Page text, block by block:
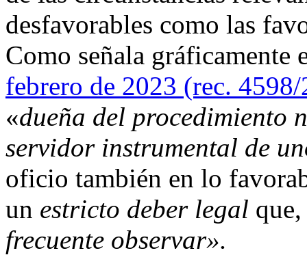
desfavorables como las
Como señala gráficamente
febrero de 2023 (rec.
«dueña del procedimiento
servidor instrumental de
oficio también en lo
un estricto deber legal
frecuente observar».